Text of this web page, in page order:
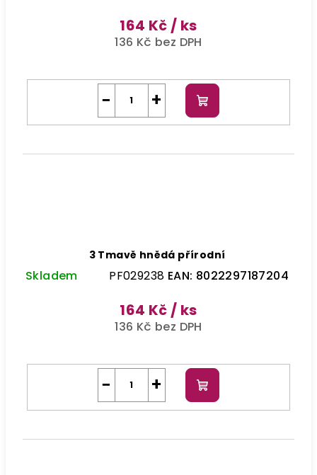
164 Kč / ks
136 Kč bez DPH
+
− Do
košíku
3 Tmavě hnědá přírodní
Skladem PF029238 EAN: 8022297187204
164 Kč / ks
136 Kč bez DPH
+
− Do
košíku